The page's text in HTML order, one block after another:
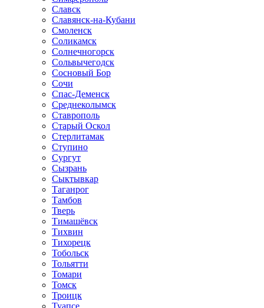
Славск
Славянск-на-Кубани
Смоленск
Соликамск
Солнечногорск
Сольвычегодск
Сосновый Бор
Сочи
Спас-Деменск
Среднеколымск
Ставрополь
Старый Оскол
Стерлитамак
Ступино
Сургут
Сызрань
Сыктывкар
Таганрог
Тамбов
Тверь
Тимашёвск
Тихвин
Тихорецк
Тобольск
Тольятти
Томари
Томск
Троицк
Туапсе